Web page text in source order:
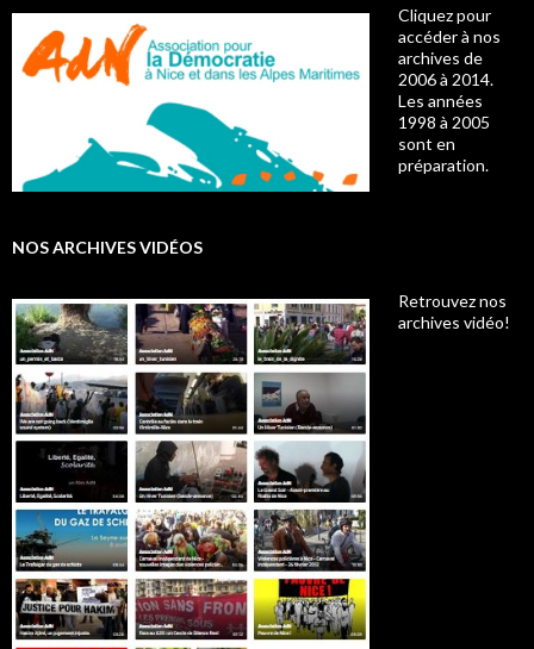
Cliquez pour
accéder à nos
archives de
2006 à 2014.
Les années
1998 à 2005
sont en
préparation.
NOS ARCHIVES VIDÉOS
Retrouvez nos
archives vidéo!